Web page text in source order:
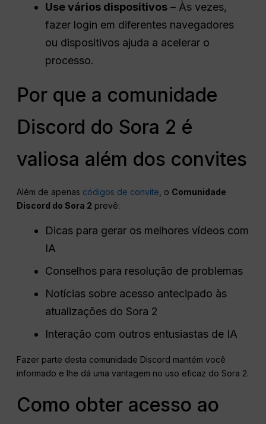
Use vários dispositivos – Às vezes,
fazer login em diferentes navegadores
ou dispositivos ajuda a acelerar o
processo.
Por que a comunidade
Discord do Sora 2 é
valiosa além dos convites
Além de apenas códigos de convite , o Comunidade
Discord do Sora 2 prevê:
Dicas para gerar os melhores vídeos com
IA
Conselhos para resolução de problemas
Notícias sobre acesso antecipado às
atualizações do Sora 2
Interação com outros entusiastas de IA
Fazer parte desta comunidade Discord mantém você
informado e lhe dá uma vantagem no uso eficaz do Sora 2.
Como obter acesso ao